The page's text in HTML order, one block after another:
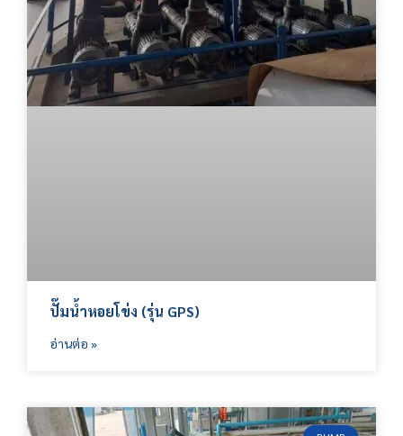
ปั๊มน้ำหอยโข่ง (รุ่น GPS)
อ่านต่อ »